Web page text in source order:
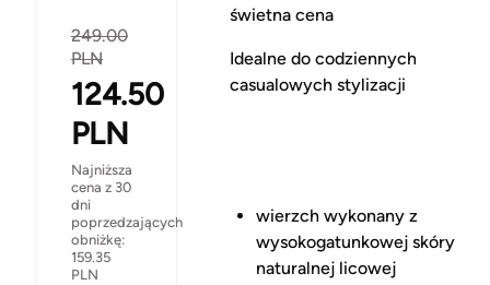
249.00
PLN
124.50
PLN
Najniższa
cena z 30
dni
poprzedzających
obniżkę:
159.35
PLN
świetna cena
Idealne do codziennych
casualowych stylizacji
wierzch wykonany z
wysokogatunkowej skóry
naturalnej licowej